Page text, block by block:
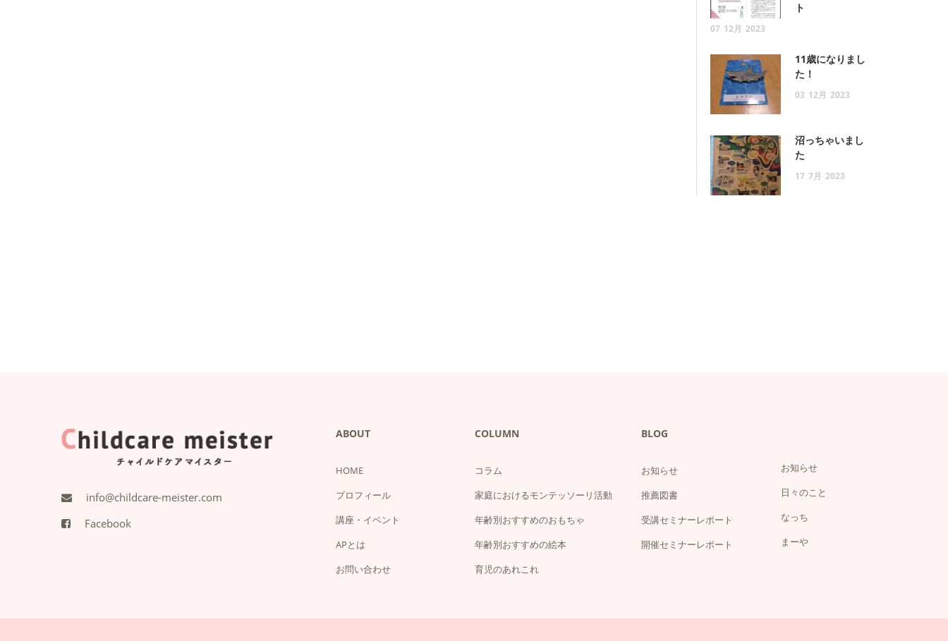
ト
07 12月 2023
11歳になりまし
た！
03 12月 2023
沼っちゃいまし
た
17 7月 2023
info@childcare-meister.com
Facebook
ABOUT
HOME
プロフィール
講座・イベント
APとは
お問い合わせ
COLUMN
コラム
家庭におけるモンテッソーリ活動
年齢別おすすめのおもちゃ
年齢別おすすめの絵本
育児のあれこれ
BLOG
お知らせ
推薦図書
受講セミナーレポート
開催セミナーレポート
お知らせ
日々のこと
なっち
まーや